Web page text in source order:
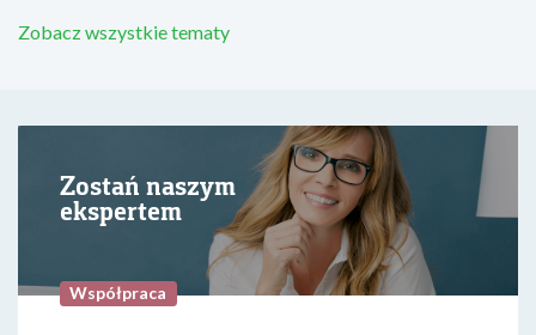
Zobacz wszystkie tematy
Zostań naszym
ekspertem
Współpraca